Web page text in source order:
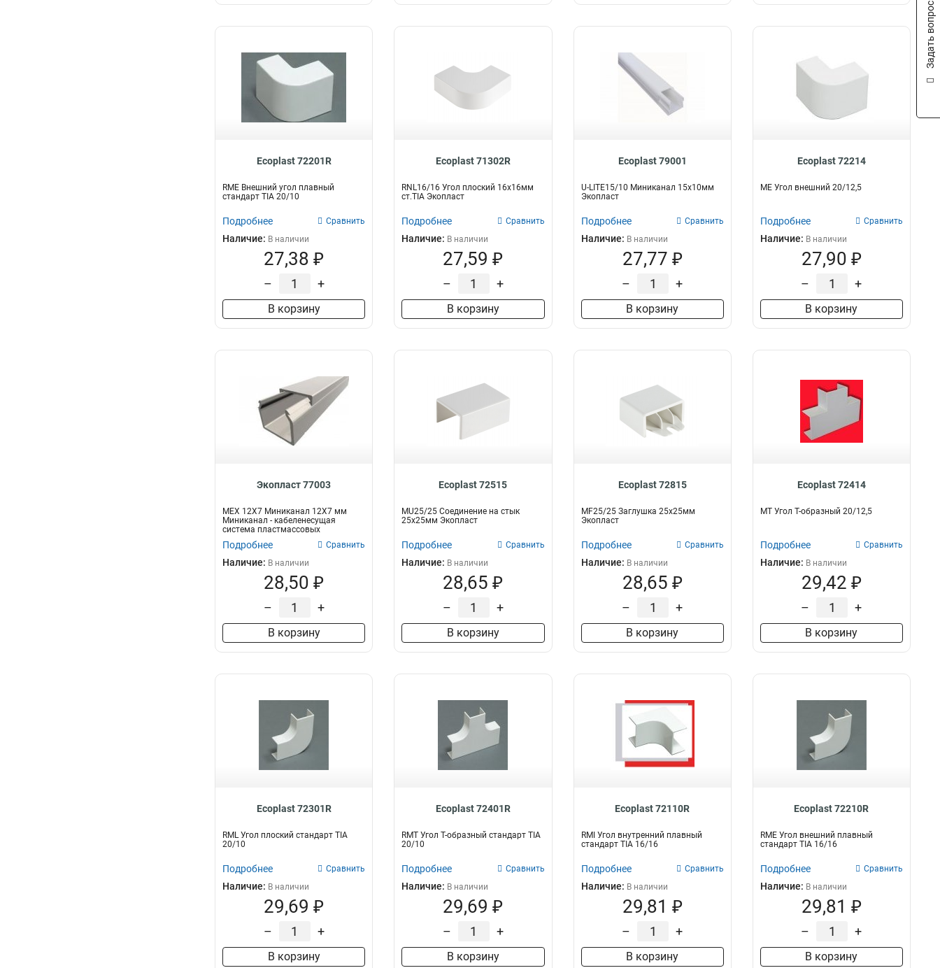
Ecoplast 72201R
RME Внешний угол плавный
стандарт TIA 20/10
Подробнее Сравнить
Наличие: В наличии
27,38 ₽
– +
В корзину
Ecoplast 71302R
RNL16/16 Угол плоский 16х16мм
ст.TIA Экопласт
Подробнее Сравнить
Наличие: В наличии
27,59 ₽
– +
В корзину
Ecoplast 79001
U-LITE15/10 Миниканал 15х10мм
Экопласт
Подробнее Сравнить
Наличие: В наличии
27,77 ₽
– +
В корзину
Ecoplast 72214
ME Угол внешний 20/12,5
Подробнее Сравнить
Наличие: В наличии
27,90 ₽
– +
В корзину
Экопласт 77003
MEX 12Х7 Миниканал 12Х7 мм
Миниканал - кабеленесущая
система пластмассовых
миниканалов для раск...
Подробнее Сравнить
Наличие: В наличии
28,50 ₽
– +
В корзину
Ecoplast 72515
MU25/25 Соединение на стык
25х25мм Экопласт
Подробнее Сравнить
Наличие: В наличии
28,65 ₽
– +
В корзину
Ecoplast 72815
MF25/25 Заглушка 25х25мм
Экопласт
Подробнее Сравнить
Наличие: В наличии
28,65 ₽
– +
В корзину
Ecoplast 72414
MT Угол Т-образный 20/12,5
Подробнее Сравнить
Наличие: В наличии
29,42 ₽
– +
В корзину
Ecoplast 72301R
RML Угол плоский стандарт TIA
20/10
Подробнее Сравнить
Наличие: В наличии
29,69 ₽
– +
В корзину
Ecoplast 72401R
RMT Угол Т-образный стандарт TIA
20/10
Подробнее Сравнить
Наличие: В наличии
29,69 ₽
– +
В корзину
Ecoplast 72110R
RMI Угол внутренний плавный
стандарт TIA 16/16
Подробнее Сравнить
Наличие: В наличии
29,81 ₽
– +
В корзину
Ecoplast 72210R
RME Угол внешний плавный
стандарт TIA 16/16
Подробнее Сравнить
Наличие: В наличии
29,81 ₽
– +
В корзину
Задать вопрос